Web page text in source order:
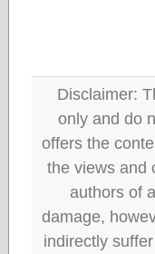
Disclaimer:
only and do
offers the
the views and
authors of
damage,
indirectly